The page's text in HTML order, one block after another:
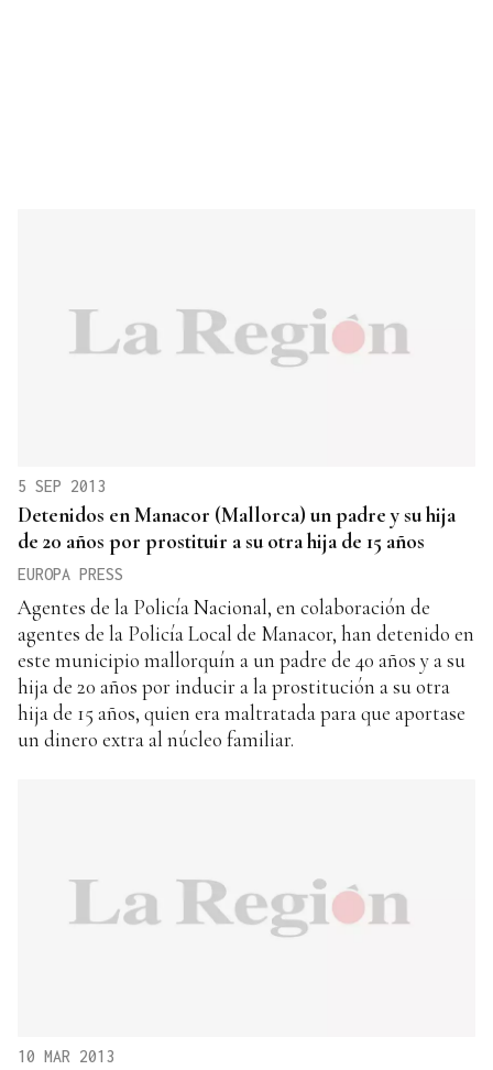
5 SEP 2013
Detenidos en Manacor (Mallorca) un padre y su hija
de 20 años por prostituir a su otra hija de 15 años
EUROPA PRESS
Agentes de la Policía Nacional, en colaboración de
agentes de la Policía Local de Manacor, han detenido en
este municipio mallorquín a un padre de 40 años y a su
hija de 20 años por inducir a la prostitución a su otra
hija de 15 años, quien era maltratada para que aportase
un dinero extra al núcleo familiar.
10 MAR 2013